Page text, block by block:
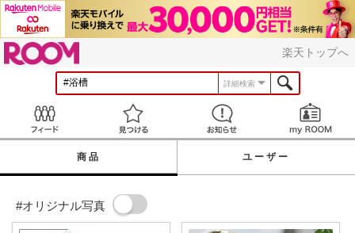
楽天トップへ
詳細検索
見つける お知らせ
商品 ユーザー
#オリジナル写真